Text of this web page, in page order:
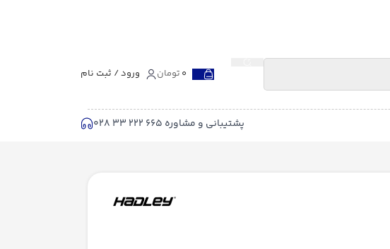
0 تومان ورود / ثبت نام
پشتیبانی و مشاوره 665 222 33 028